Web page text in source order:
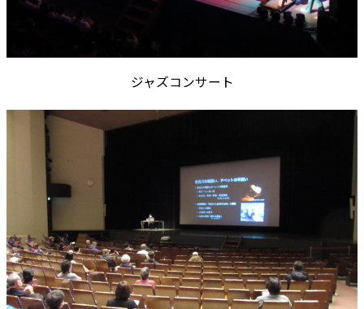
ジャズコンサート